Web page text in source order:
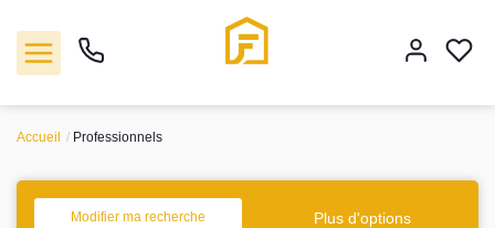
Vente
Accueil Professionnels
Modifier ma recherche Plus d'options